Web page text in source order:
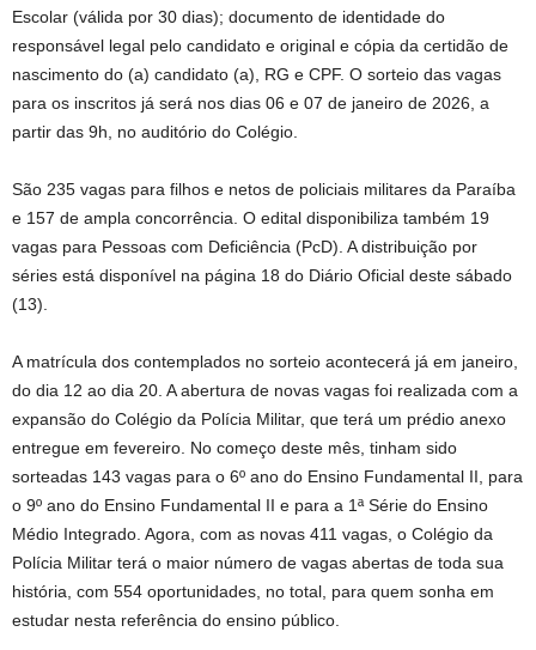
Escolar (válida por 30 dias); documento de identidade do
responsável legal pelo candidato e original e cópia da certidão de
nascimento do (a) candidato (a), RG e CPF. O sorteio das vagas
para os inscritos já será nos dias 06 e 07 de janeiro de 2026, a
partir das 9h, no auditório do Colégio.
São 235 vagas para filhos e netos de policiais militares da Paraíba
e 157 de ampla concorrência. O edital disponibiliza também 19
vagas para Pessoas com Deficiência (PcD). A distribuição por
séries está disponível na página 18 do Diário Oficial deste sábado
(13).
A matrícula dos contemplados no sorteio acontecerá já em janeiro,
do dia 12 ao dia 20. A abertura de novas vagas foi realizada com a
expansão do Colégio da Polícia Militar, que terá um prédio anexo
entregue em fevereiro. No começo deste mês, tinham sido
sorteadas 143 vagas para o 6º ano do Ensino Fundamental II, para
o 9º ano do Ensino Fundamental II e para a 1ª Série do Ensino
Médio Integrado. Agora, com as novas 411 vagas, o Colégio da
Polícia Militar terá o maior número de vagas abertas de toda sua
história, com 554 oportunidades, no total, para quem sonha em
estudar nesta referência do ensino público.